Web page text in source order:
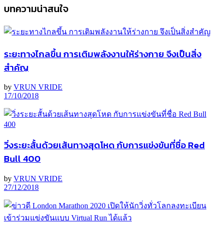
บทความน่าสนใจ
ระยะทางไกลขึ้น การเติมพลังงานให้ร่างกาย จึงเป็นสิ่ง
สำคัญ
by VRUN VRIDE
17/10/2018
วิ่งระยะสั้นด้วยเส้นทางสุดโหด กับการแข่งขันที่ชื่อ Red
Bull 400
by VRUN VRIDE
27/12/2018